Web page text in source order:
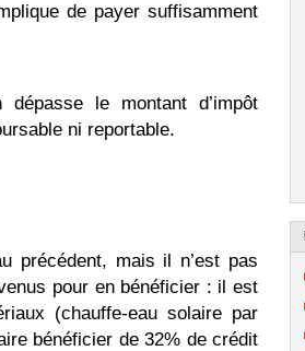
de payer suffisamment
le montant d’impôt
ni reportable.
précédent, mais il n’est pas
pour en bénéficier : il est
(chauffe-eau solaire par
bénéficier de 32% de crédit